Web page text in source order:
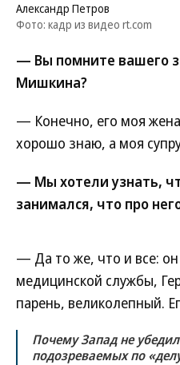
Александр Петров
Фото: кадр из видео rt.com
— Вы помните вашего
Мишкина?
— Конечно, его моя
хорошо знаю, а моя
— Мы хотели узнать,
занимался, что про
— Да то же, что и все:
медицинской службы,
парень, великолепный.
Почему Запад не
подозреваемых по